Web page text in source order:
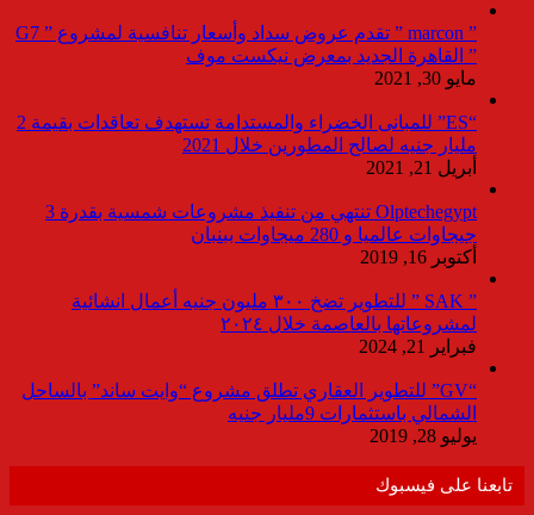
” marcon ” تقدم عروض سداد وأسعار تنافسية لمشروع ” G7
” القاهرة الجديد بمعرض نيكست موف
مايو 30, 2021
“ES” للمبانى الخضراء والمستدامة تستهدف تعاقدات بقيمة 2
مليار جنيه لصالح المطورين خلال 2021
أبريل 21, 2021
Olptechegypt تنتهي من تنفيذ مشروعات شمسية بقدرة 3
جيجاوات عالميا و 280 ميجاوات ببنبان
أكتوبر 16, 2019
” SAK ” للتطوير تضخ ٣٠٠ مليون جنيه أعمال انشائية
لمشروعاتها بالعاصمة خلال ٢٠٢٤
فبراير 21, 2024
“GV” للتطوير العقاري تطلق مشروع “وايت ساند” بالساحل
الشمالي باستثمارات 9مليار جنيه
يوليو 28, 2019
تابعنا على فيسبوك